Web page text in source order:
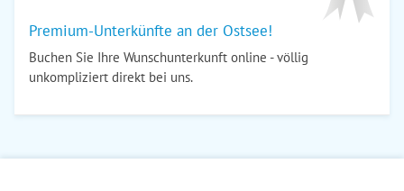
Premium-Unterkünfte an der Ostsee!
Buchen Sie Ihre Wunschunterkunft online - völlig
unkompliziert direkt bei uns.